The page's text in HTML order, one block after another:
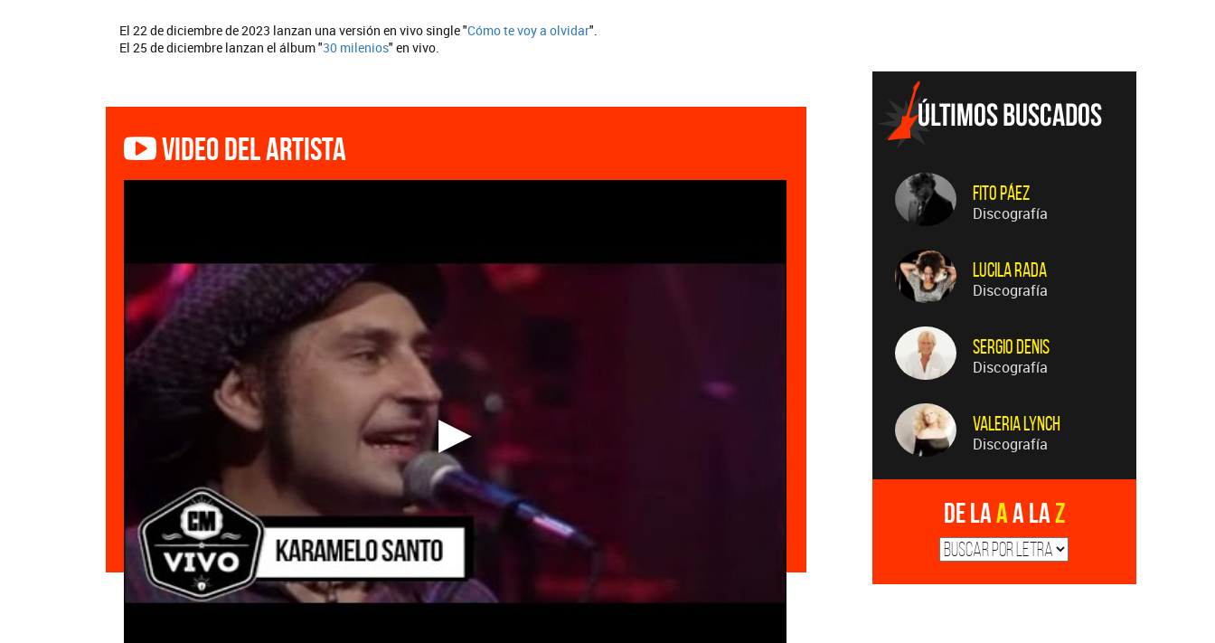
El 22 de diciembre de 2023 lanzan una versión en vivo single "Cómo te voy a olvidar".
El 25 de diciembre lanzan el álbum "30 milenios" en vivo.
Video del artista
Fito Páez
Discografía
Lucila Rada
Discografía
Sergio Denis
Discografía
Valeria Lynch
Discografía
De laAa laZ